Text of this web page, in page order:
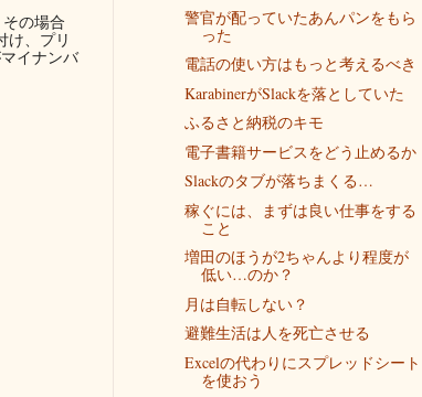
の場合
け、プリ
イナンバ
警官が配っていたあんパンをもら
った
電話の使い方はもっと考えるべき
KarabinerがSlackを落としていた
ふるさと納税のキモ
電子書籍サービスをどう止めるか
Slackのタブが落ちまくる…
稼ぐには、まずは良い仕事をする
こと
増田のほうが2ちゃんより程度が
低い…のか？
月は自転しない？
避難生活は人を死亡させる
Excelの代わりにスプレッドシート
を使おう